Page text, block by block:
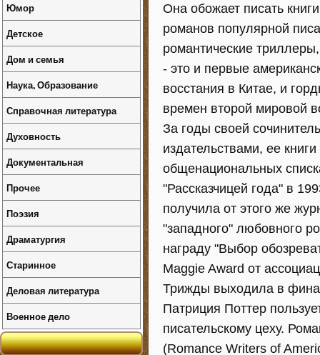
Она обожает писать
романов популярной
романтические
- это и первые
восстания в Китае, и
времен второй мировой
За годы своей
издательствами, ее
общенациональных
"Рассказчицей года" в
получила от этого же
"западного" любовного
награду "Выбор
Maggie Award от
Трижды выходила в
Патриция Поттер
писательскому цеху.
(Romance Writers of
Юмор
Детское
Дом и семья
Наука, Образование
Справочная литература
Духовность
Документальная
Прочее
Поэзия
Драматургия
Старинное
Деловая литература
Военное дело